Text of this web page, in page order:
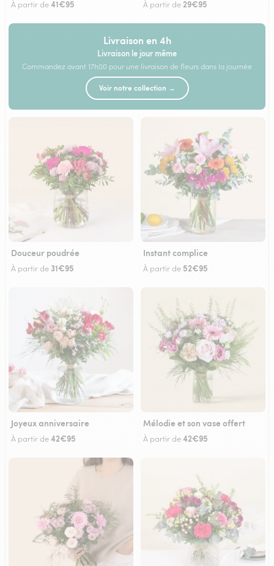
À partir de41€95 À partir de29€95
Livraison en 4h
Livraison le jour même
Commandez avant 17h00 pour une livraison de fleurs dans la journée
Voir notre collection →
Douceur poudrée
À partir de 31€95
Instant complice
À partir de 52€95
Joyeux anniversaire
À partir de42€95
Mélodie et son vase offert
À partir de42€95